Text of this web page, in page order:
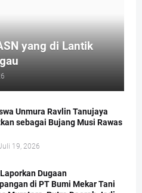
yang di Lantik
Unmura Ravlin Tanujaya
sebagai Bujang Musi Rawas
19, 2026
Dugaan
di PT Bumi Mekar Tani